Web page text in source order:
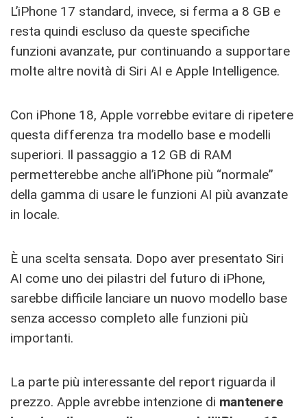
L’iPhone 17 standard, invece, si ferma a 8 GB e
resta quindi escluso da queste specifiche
funzioni avanzate, pur continuando a supportare
molte altre novità di Siri AI e Apple Intelligence.
Con iPhone 18, Apple vorrebbe evitare di ripetere
questa differenza tra modello base e modelli
superiori. Il passaggio a 12 GB di RAM
permetterebbe anche all’iPhone più “normale”
della gamma di usare le funzioni AI più avanzate
in locale.
È una scelta sensata. Dopo aver presentato Siri
AI come uno dei pilastri del futuro di iPhone,
sarebbe difficile lanciare un nuovo modello base
senza accesso completo alle funzioni più
importanti.
La parte più interessante del report riguarda il
prezzo. Apple avrebbe intenzione di mantenere